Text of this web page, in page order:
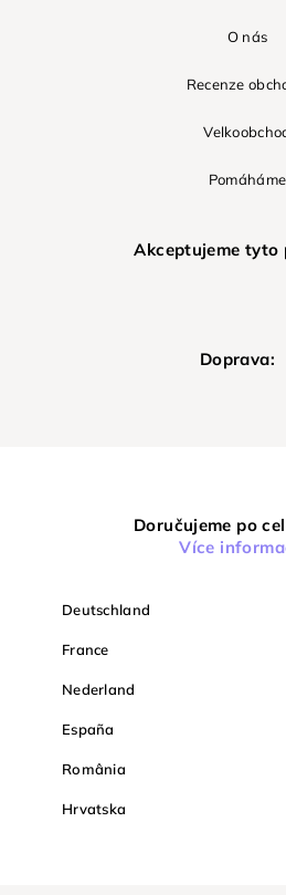
O nás
Recenze
Pomáháme
Akceptujeme tyto
Doprava:
Doručujeme po
Více
Deutschland
France
Nederland
España
România
Hrvatska